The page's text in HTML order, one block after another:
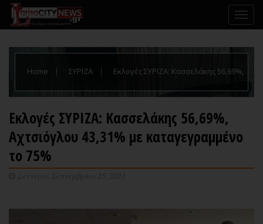
Home ΣΥΡΙΖΑ Εκλογές ΣΥΡΙΖΑ: Κασσελάκης 56,69%,
Εκλογές ΣΥΡΙΖΑ: Κασσελάκης 56,69%,
Αχτσιόγλου 43,31% με καταγεγραμμένο
το 75%